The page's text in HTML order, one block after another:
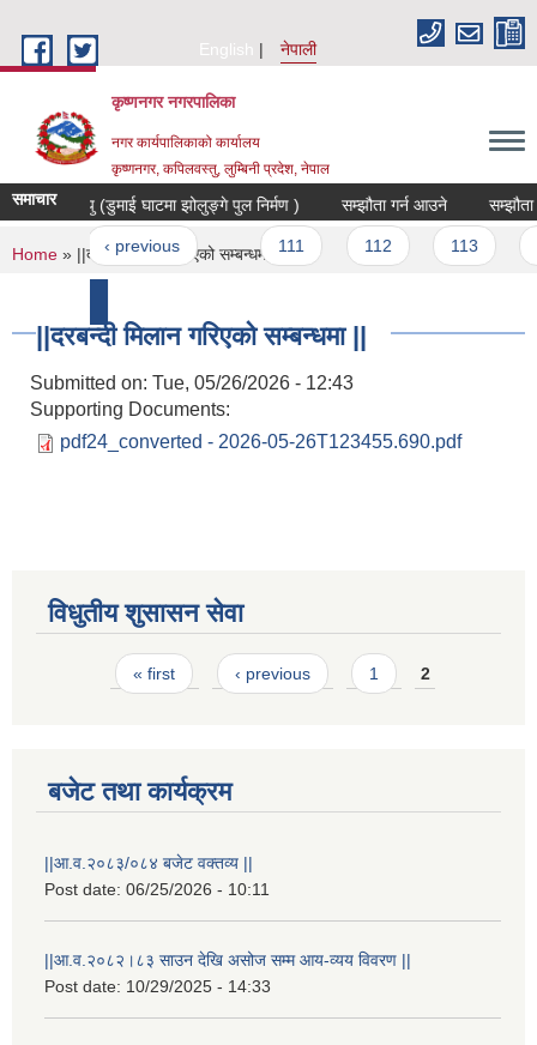
English
नेपाली
कृष्णनगर नगरपालिका
नगर कार्यपालिकाको कार्यालय
कृष्णनगर, कपिलवस्तु, लुम्बिनी प्रदेश, नेपाल
समाचार
झो.पु (डुमाई घाटमा झोलुङ्गे पुल निर्मण ) सम्झौता गर्न आउने सम्झौता
‹ previous … 111 113
You are here
Home » ||दरबन्दी मिलान गरिएको सम्बन्धमा ||
||दरबन्दी मिलान गरिएको सम्बन्धमा ||
Submitted on: Tue, 05/26/2026 - 12:43
Supporting Documents:
pdf24_converted - 2026-05-26T123455.690.pdf
विधुतीय शुसासन सेवा
Pages« first ‹ previous 1 2
बजेट तथा कार्यक्रम
||आ.व.२०८३/०८४ बजेट वक्तव्य ||
Post date: 06/25/2026 - 10:11
||आ.व.२०८२।८३ साउन देखि असोज सम्म आय-व्यय विवरण ||
Post date: 10/29/2025 - 14:33